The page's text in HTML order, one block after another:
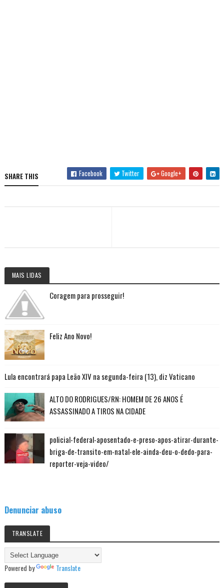
SHARE THIS Facebook Twitter Google+
MAIS LIDAS
Coragem para prosseguir!
Feliz Ano Novo!
Lula encontrará papa Leão XIV na segunda-feira (13), diz Vaticano
ALTO DO RODRIGUES/RN: HOMEM DE 26 ANOS É
ASSASSINADO A TIROS NA CIDADE
policial-federal-aposentado-e-preso-apos-atirar-durante-
briga-de-transito-em-natal-ele-ainda-deu-o-dedo-para-
reporter-veja-video/
Denunciar abuso
TRANSLATE
Powered by Translate